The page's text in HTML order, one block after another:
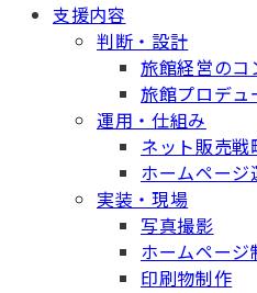
支援内容
判断・設計
旅館経営のコ
旅館プロデュ
運用・仕組み
ネット販売
ホームペー
実装・現場
写真撮影
ホームページ
印刷物制作